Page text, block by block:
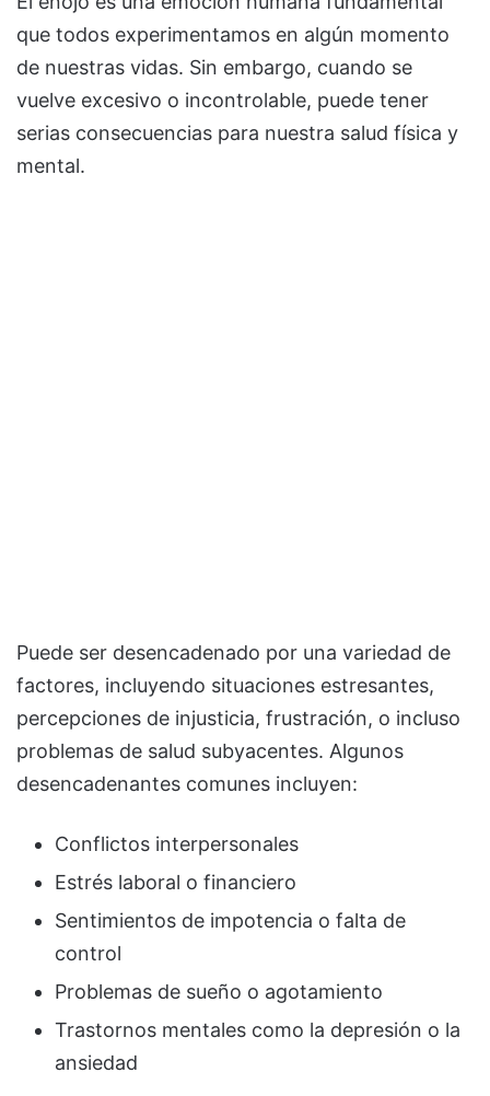
que todos experimentamos en algún momento
de nuestras vidas. Sin embargo, cuando se
vuelve excesivo o incontrolable, puede tener
serias consecuencias para nuestra salud física y
mental.
Puede ser desencadenado por una variedad de
factores, incluyendo situaciones estresantes,
percepciones de injusticia, frustración, o incluso
problemas de salud subyacentes. Algunos
desencadenantes comunes incluyen:
Conflictos interpersonales
Estrés laboral o financiero
Sentimientos de impotencia o falta de
control
Problemas de sueño o agotamiento
Trastornos mentales como la depresión o la
ansiedad